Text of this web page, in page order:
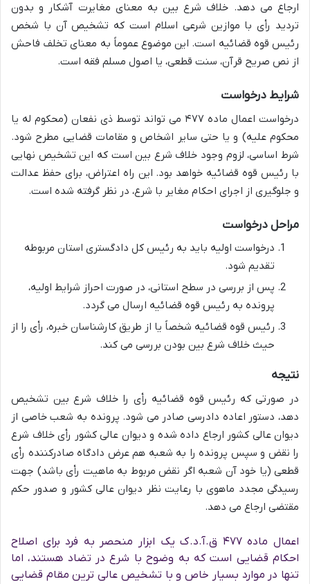
ارجاع می دهد. خلاف شرع بین به معنای مغایرت آشکار و بدون
تردید رأی با موازین شرعی اسلام است که تشخیص آن با شخص
رئیس قوه قضائیه است. این موضوع عموماً به معنای تخلف فاحش
از نص صریح قرآن، سنت قطعی، یا اصول مسلم فقه است.
شرایط درخواست
درخواست اعمال ماده ۴۷۷ می تواند توسط ذی نفعان (محکوم له یا
محکوم علیه) و یا حتی سایر اشخاص و مقامات قضایی مطرح شود.
شرط اساسی، لزوم وجود خلاف شرع بین است که این تشخیص نهایی
با رئیس قوه قضائیه خواهد بود. این راه اعتراض، برای حفظ عدالت
و جلوگیری از اجرای احکام مغایر با شرع، در نظر گرفته شده است.
مراحل درخواست
درخواست اولیه باید به رئیس کل دادگستری استان مربوطه
تقدیم شود.
پس از بررسی در سطح استانی، در صورت احراز شرایط اولیه،
پرونده به رئیس قوه قضائیه ارسال می گردد.
رئیس قوه قضائیه شخصاً یا از طریق کارشناسان خبره، رأی را از
حیث خلاف شرع بین بودن بررسی می کند.
نتیجه
در صورتی که رئیس قوه قضائیه رأی را خلاف شرع بین تشخیص
دهد، دستور اعاده دادرسی صادر می شود. پرونده به شعب خاصی از
دیوان عالی کشور ارجاع داده شده و دیوان عالی کشور رأی خلاف شرع
را نقض و سپس پرونده را به شعبه هم عرض دادگاه صادرکننده رأی
قطعی (یا خود آن شعبه اگر نقض مربوط به ماهیت رأی باشد) جهت
رسیدگی مجدد ماهوی با رعایت نظر دیوان عالی کشور و صدور حکم
مقتضی ارجاع می دهد.
اعمال ماده ۴۷۷ ق.آ.د.ک یک ابزار منحصر به فرد برای اصلاح
احکام قضایی است که به وضوح با شرع در تضاد هستند، اما
تنها در موارد بسیار خاص و با تشخیص عالی ترین مقام قضایی